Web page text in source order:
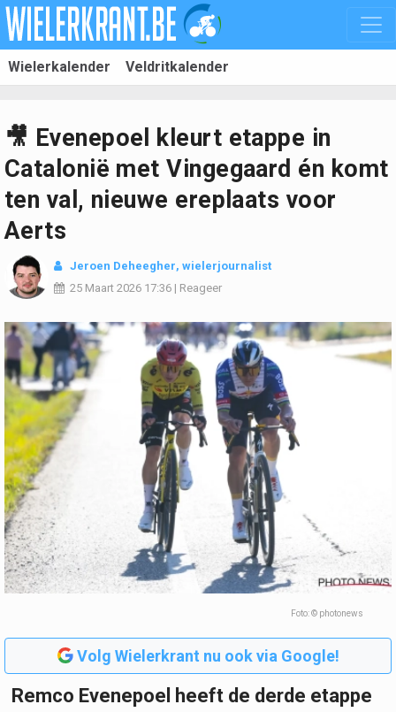
Wielerkalender Veldritkalender
🎥 Evenepoel kleurt etappe in
Catalonië met Vingegaard én komt
ten val, nieuwe ereplaats voor
Aerts
Jeroen Deheegher, wielerjournalist
25 Maart 2026 17:36 | Reageer
Foto: © photonews
Volg Wielerkrant nu ook via Google!
Remco Evenepoel heeft de derde etappe